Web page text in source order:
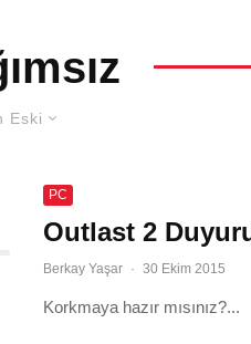
Eski
PC
Outlast 2
Berkay Yaşar · 30 Ekim 2015
Korkmaya hazır mısınız?...